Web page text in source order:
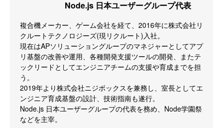
Node.js 日本ユーザーグループ代表
複合機メーカー、ゲーム会社を経て、2016年に株式会社リ
クルートテクノロジーズ(現リクルート)入社。
現在はAPソリューショングループのマネジャーとしてアプ
リ基盤の改善や運用、各種開発支援ツールの開発、またテ
ックリードとしてエンジニアチームの支援や育成までを担
う。
2019年より株式会社ニジボックスを兼務し、室長としてエ
ンジニア育成基盤の設計、技術指南も遂行。
Node.js 日本ユーザーグループの代表を務め、Node学園祭
などを主宰。